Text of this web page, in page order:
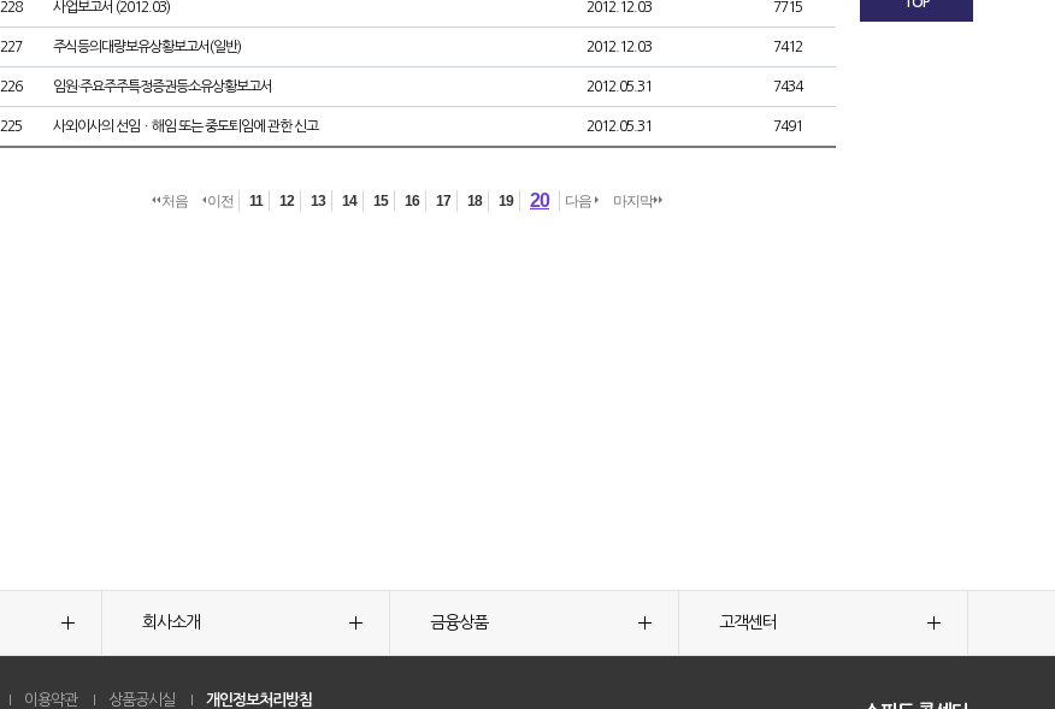
228 사업보고서 (2012.03) 2012.12.03 7715
227 주식등의대량보유상황보고서(일반) 2012.12.03 7412
226 임원·주요주주특정증권등소유상황보고서 2012.05.31 7434
225 사외이사의 선임ㆍ해임 또는 중도퇴임에 관한 신고 2012.05.31 7491
처음 이전 11 12 13 14 15 16 17 18 19 20 다음 마지막
회사소개 금융상품 고객센터
이용약관 상품공시실 개인정보처리방침